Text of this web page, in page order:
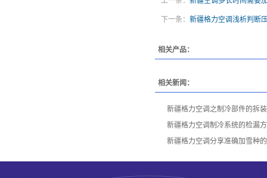
下一条： 新疆格力空调浅析判断
相关产品：
相关新闻：
新疆格力空调之制冷部件的拆
新疆格力空调制冷系统的检漏
新疆格力空调分享准确加雪种